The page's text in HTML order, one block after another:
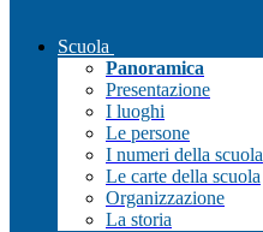
Scuola
Panoramica
Presentazione
I luoghi
Le persone
I numeri della scuola
Le carte della scuola
Organizzazione
La storia